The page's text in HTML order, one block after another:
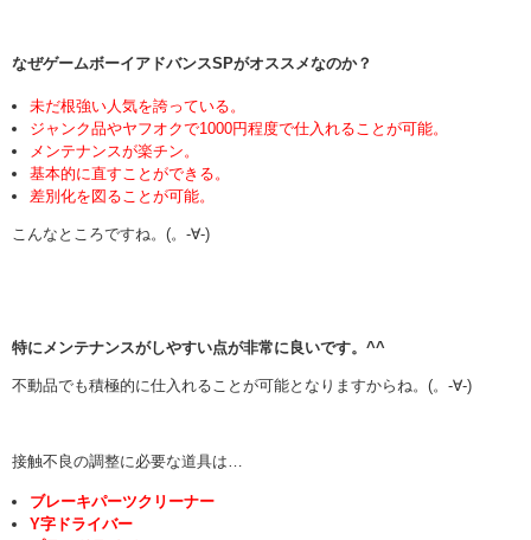
なぜゲームボーイアドバンスSPがオススメなのか？
未だ根強い人気を誇っている。
ジャンク品やヤフオクで1000円程度で仕入れることが可能。
メンテナンスが楽チン。
基本的に直すことができる。
差別化を図ることが可能。
こんなところですね。(。-∀-)
特にメンテナンスがしやすい点が非常に良いです。^^
不動品でも積極的に仕入れることが可能となりますからね。(。-∀-)
接触不良の調整に必要な道具は…
ブレーキパーツクリーナー
Y字ドライバー